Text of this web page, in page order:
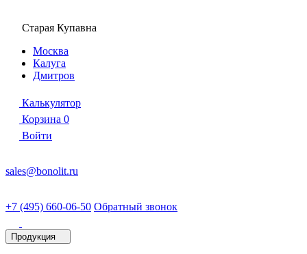
Старая Купавна
Москва
Калуга
Дмитров
Калькулятор
Корзина 0
Войти
sales@bonolit.ru
+7 (495) 660-06-50 Обратный звонок
Продукция